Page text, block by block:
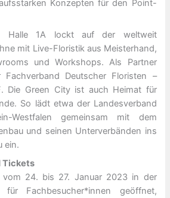
Konzepten für den Point-
Halle 1A lockt auf der weltweit
mit Live-Floristik aus Meisterhand,
und Workshops. Als Partner
Deutscher Floristen –
Die Green City ist auch Heimat für
So lädt etwa der Landesverband
Westfalen gemeinsam mit dem
und seinen Unterverbänden ins
ein.
Tickets
vom 24. bis 27. Januar 2023 in der
Fachbesucher*innen geöffnet,